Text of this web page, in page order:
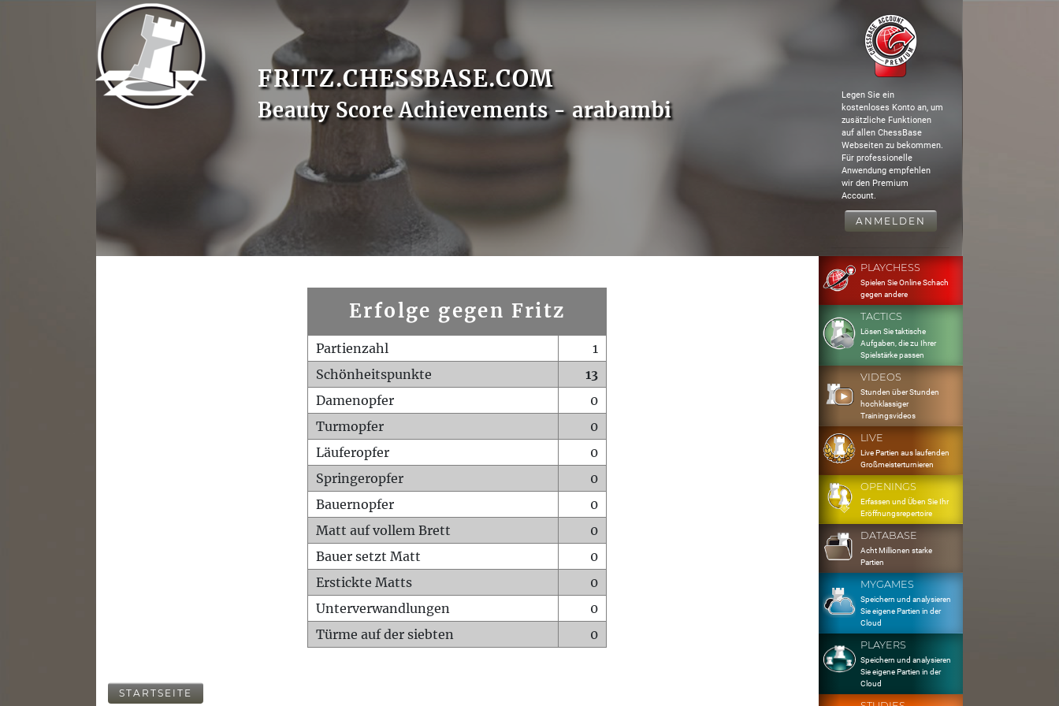
FRITZ.CHESSBASE.COM
Beauty Score Achievements - arabambi
Legen Sie ein
kostenloses Konto an, um
zusätzliche Funktionen
auf allen ChessBase
Webseiten zu bekommen.
Für professionelle
Anwendung empfehlen
wir den Premium
Account.
ANMELDEN
Erfolge gegen Fritz
Partienzahl
1
Schönheitspunkte
13
Damenopfer
0
Turmopfer
0
Läuferopfer
0
Springeropfer
0
Bauernopfer
0
Matt auf vollem Brett
0
Bauer setzt Matt
0
Erstickte Matts
0
Unterverwandlungen
0
Türme auf der siebten
0
STARTSEITE
PLAYCHESS
Spielen Sie Online Schach
gegen andere
TACTICS
Lösen Sie taktische
Aufgaben, die zu Ihrer
Spielstärke passen
VIDEOS
Stunden über Stunden
hochklassiger
Trainingsvideos
LIVE
Live Partien aus laufenden
Großmeisterturnieren
OPENINGS
Erfassen und Üben Sie Ihr
Eröffnungsrepertoire
DATABASE
Acht Millionen starke
Partien
MYGAMES
Speichern und analysieren
Sie eigene Partien in der
Cloud
PLAYERS
Speichern und analysieren
Sie eigene Partien in der
Cloud